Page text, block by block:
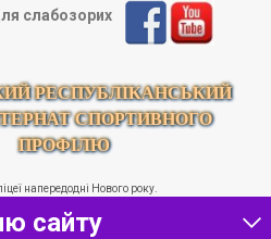
РЕСПУБЛІКАНСЬКИЙ
СПОРТИВНОГО
ПРОФІЛЮ
слабозорих
напередодні Нового року.
сайту